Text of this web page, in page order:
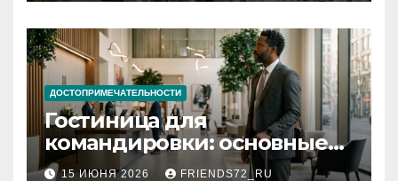
ДОСТОПРИМЕЧАТЕЛЬНОСТИ
Гостиница для
командировки: основные
критерии выбора
15 ИЮНЯ 2026 FRIENDS72_RU